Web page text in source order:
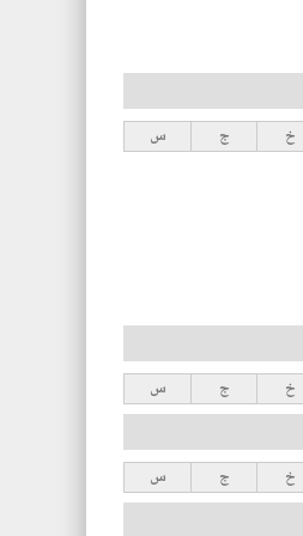
خ ج س
خ ج س
خ ج س